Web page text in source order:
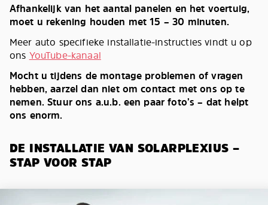
Afhankelijk van het aantal panelen en het voertuig,
moet u rekening houden met 15 – 30 minuten.
Meer auto specifieke installatie-instructies vindt u op
ons YouTube-kanaal
Mocht u tijdens de montage problemen of vragen
hebben, aarzel dan niet om contact met ons op te
nemen. Stuur ons a.u.b. een paar foto’s – dat helpt
ons enorm.
DE INSTALLATIE VAN SOLARPLEXIUS –
STAP VOOR STAP